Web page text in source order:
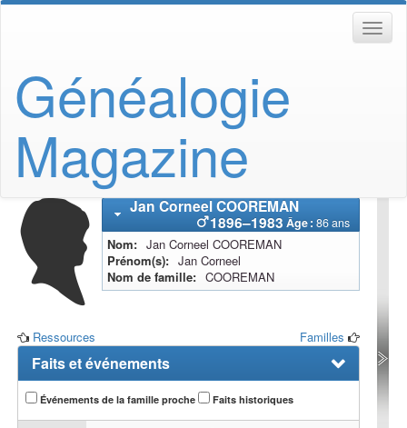
Généalogie
Magazine
Jan CorneelCOOREMAN
1896–1983 Âge : 86 ans
Nom Jan Corneel COOREMAN
Prénom(s)
Jan Corneel
Nom de famille
COOREMAN
Ressources Familles
Faits et événements
Événements de la famille proche Faits historiques